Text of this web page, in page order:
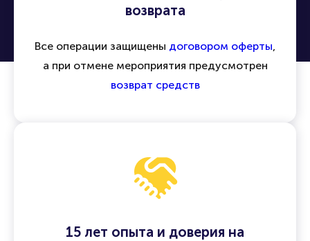
возврата
Все операции защищены договором оферты,
а при отмене мероприятия предусмотрен
возврат средств
15 лет опыта и доверия на